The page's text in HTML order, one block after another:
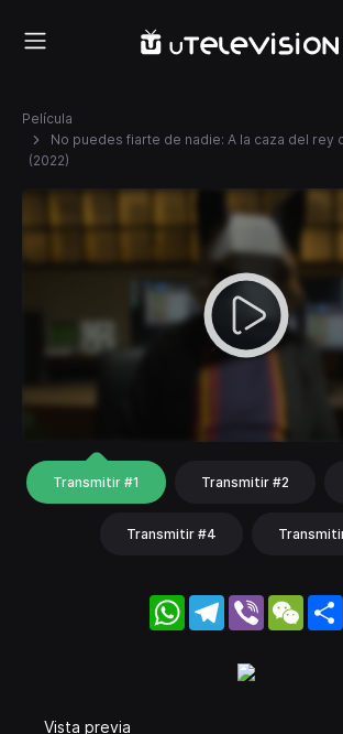
Película
No puedes fiarte de nadie: A la caza del rey
(2022)
Transmitir #1 Transmitir #2
Transmitir #4
WhatsApp
Telegram
Viber
Vista previa